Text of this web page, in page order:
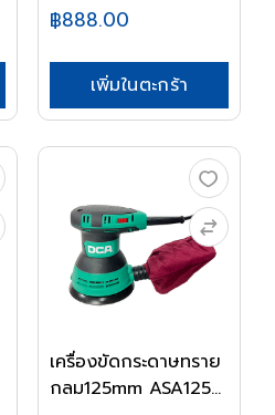
฿888.00
เพิ่มในตะกร้า
เครื่องขัดกระดาษทราย
กลม125mm ASA125...